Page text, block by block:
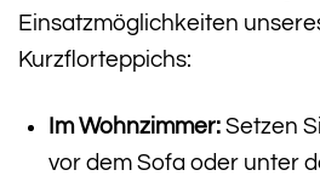
Einsatzmöglichkeiten
Kurzflorteppichs:
Im Wohnzimmer:Setzen
vor dem Sofa oder unter